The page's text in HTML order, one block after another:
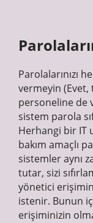
Parolalarınızı
vermeyin
personeline de
sistem parola
Herhangi bir IT
bakım amaçlı
sistemler aynı
tutar, sizi
yönetici
istenir. Bunun
erişiminizin